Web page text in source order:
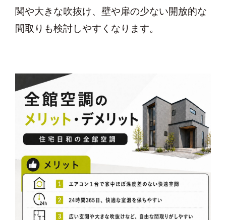
関や大きな吹抜け、壁や扉の少ない開放的な
間取りも検討しやすくなります。